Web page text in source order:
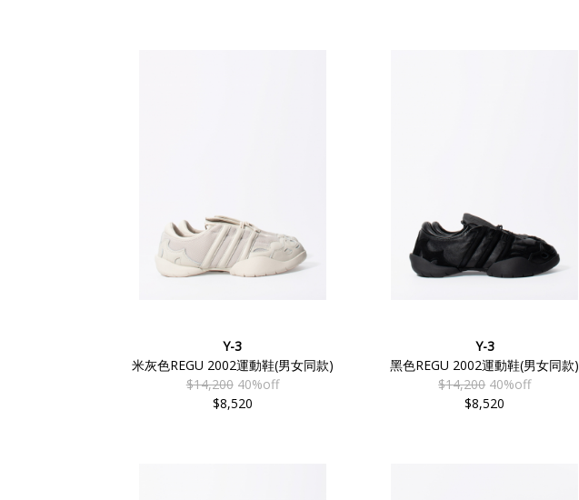
Y-3
米灰色REGU 2002運動鞋(男女同款)
$14,200 40%off
$8,520
Y-3
黑色REGU 2002運動鞋(男女同款)
$14,200 40%off
$8,520